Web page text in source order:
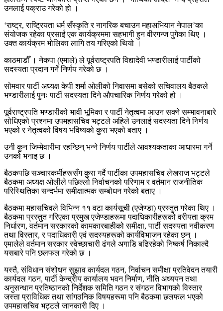
उनलाई पक्राउ गरेको हो ।
‘राष्ट्र, राष्ट्रियता धर्म सँस्कृति र नागरिक बचाउन महाअभियान नेपाल’का
संयोजक रहेका प्रसाईं एक कार्यक्रममा सहभागी हुन वीरगन्ज पुगेका थिए ।
उक्त कार्यक्रम भोलिका लागि तय गरिएको थियो ।
काठमाडौँ । नेकपा (एमाले) ले पूर्वराष्ट्रपति विद्यादेवी भण्डारीलाई पार्टीको
सदस्यता प्रदान गर्ने निर्णय गरेको छ ।
सोमवार पार्टी अध्यक्ष केपी शर्मा ओलीको निवासमा बसेको सचिवालय बैठकले
भण्डारीलाई पुनः पार्टी सदस्यता दिने औपचारिक निर्णय गरेको हो ।
पूर्वराष्ट्रपति भण्डारीको भावी भूमिका र पार्टी नेतृत्वमा आउन सक्ने सम्भावनाबारे
सोधिएको प्रश्नमा उपमहासचिव भट्टले अहिले उनलाई सदस्यता दिने निर्णय
भएको र नेतृत्वको विषय भविष्यको कुरा भएको बताए ।
उनी कुन जिम्मेवारीमा रहन्छिन् भन्ने निर्णय पार्टीले आवश्यकताका आधारमा गर्ने
उनको भनाइ छ ।
बैठकपछि सञ्चारकर्मीहरूसँग कुरा गर्दै पार्टीका उपमहासचिव लेखराज भट्टले
बैठकमा अध्यक्ष ओलीले पछिल्लो निर्वाचनको परिणाम र वर्तमान राजनीतिक
परिस्थितिका सन्दर्भमा समीक्षात्मक सम्बोधन गरेको बताए ।
बैठकमा महासचिवले विभिन्न ११ वटा कार्यसूची (एजेण्डा) प्रस्तुत गरेका थिए ।
बैठकमा प्रस्तुत गरिएका प्रमुख एजेण्डाहरूमा पदाधिकारीहरूको वरीयता क्रम
निर्धारण, वर्तमान सरकारको कामकारबाहीको समीक्षा, पार्टी सदस्यता नवीकरण
तथा विस्तार, र पदाधिकारी एवं सदस्यहरूको कार्यविभाजन रहेका छन् ।
एमालेले वर्तमान सरकार स्वेच्छाचारी ढंगले अगाडि बढिरहेको निष्कर्ष निकाल्दै
यसबारे पनि छलफल गरेको छ ।
यस्तै, संविधान संशोधन सुझाव कार्यदल गठन, निर्वाचन समीक्षा प्रतिवेदन तयारी
कार्यदल गठन, पार्टी केन्द्रीय कार्यालय भवन निर्माण, नीति अध्ययन तथा
अनुसन्धान प्रतिष्ठानको निर्देशक समिति गठन र संगठन विभागको विस्तार
जस्ता प्राविधिक तथा सांगठनिक विषयहरूमा पनि बैठकमा छलफल भएको
उपमहासचिव भट्टले जानकारी दिए ।